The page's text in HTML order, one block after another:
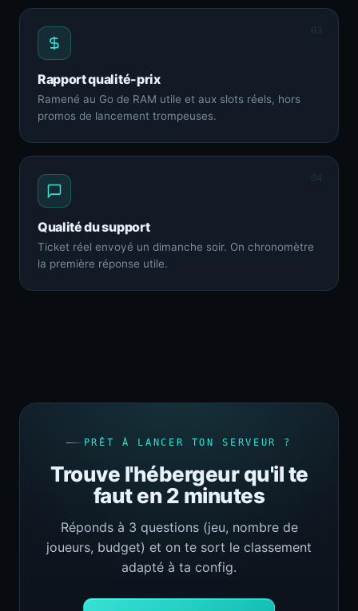
03
Rapport qualité-prix
Ramené au Go de RAM utile et aux slots réels, hors
promos de lancement trompeuses.
04
Qualité du support
Ticket réel envoyé un dimanche soir. On chronomètre
la première réponse utile.
PRÊT À LANCER TON SERVEUR ?
Trouve l'hébergeur qu'il te
faut en 2 minutes
Réponds à 3 questions (jeu, nombre de
joueurs, budget) et on te sort le classement
adapté à ta config.